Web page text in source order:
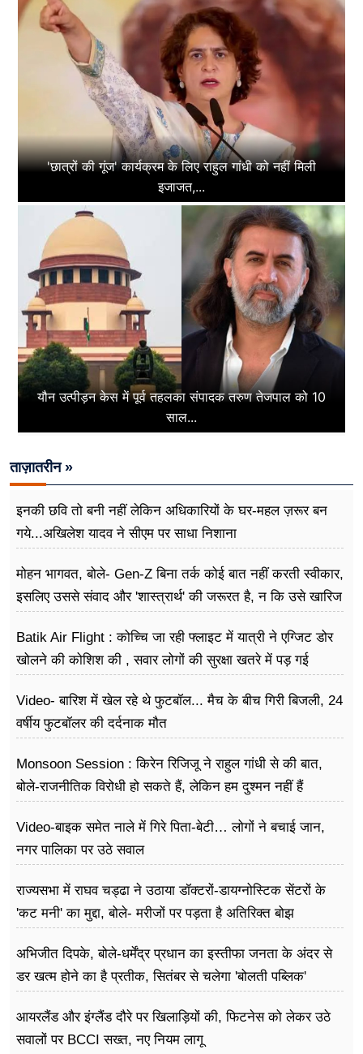
'छात्रों की गूंज' कार्यक्रम के लिए राहुल गांधी को नहीं मिली
इजाजत,...
यौन उत्पीड़न केस में पूर्व तहलका संपादक तरुण तेजपाल को 10
साल...
ताज़ातरीन »
इनकी छवि तो बनी नहीं लेकिन अधिकारियों के घर-महल ज़रूर बन
गये...अखिलेश यादव ने सीएम पर साधा​ निशाना
मोहन भागवत, बोले- Gen-Z बिना तर्क कोई बात नहीं करती स्वीकार,
इसलिए उससे संवाद और 'शास्त्रार्थ' की जरूरत है, न कि उसे खारिज
Batik Air Flight : कोच्चि जा रही फ्लाइट में यात्री ने एग्जिट डोर
खोलने की कोशिश की , सवार लोगों की सुरक्षा खतरे में पड़ गई
Video- बारिश में खेल रहे थे फुटबॉल... मैच के बीच गिरी बिजली, 24
वर्षीय फुटबॉलर की दर्दनाक मौत
Monsoon Session : किरेन रिजिजू ने राहुल गांधी से की बात,
बोले-राजनीतिक विरोधी हो सकते हैं, लेकिन हम दुश्मन नहीं हैं
Video-बाइक समेत नाले में गिरे पिता-बेटी… लोगों ने बचाई जान,
नगर पालिका पर उठे सवाल
राज्यसभा में राघव चड्ढा ने उठाया डॉक्टरों-डायग्नोस्टिक सेंटरों के
'कट मनी' का मुद्दा, बोले- मरीजों पर पड़ता है अ​तिरिक्त बोझ
अभिजीत दिपके, बोले-धर्मेंद्र प्रधान का इस्तीफा जनता के अंदर से
डर खत्म होने का है प्रतीक, सितंबर से चलेगा 'बोलती पब्लिक'
आयरलैंड और इंग्लैंड दौरे पर खिलाड़ियों की, फिटनेस को लेकर उठे
सवालों पर BCCI सख्त, नए नियम लागू